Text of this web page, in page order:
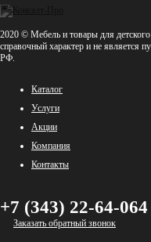
2020 © Мебель и товары для
справочный характер и не является
РФ.
Каталог
Услуги
Акции
Компания
Контакты
+7 (343) 22-64-064
Заказать обратный звонок